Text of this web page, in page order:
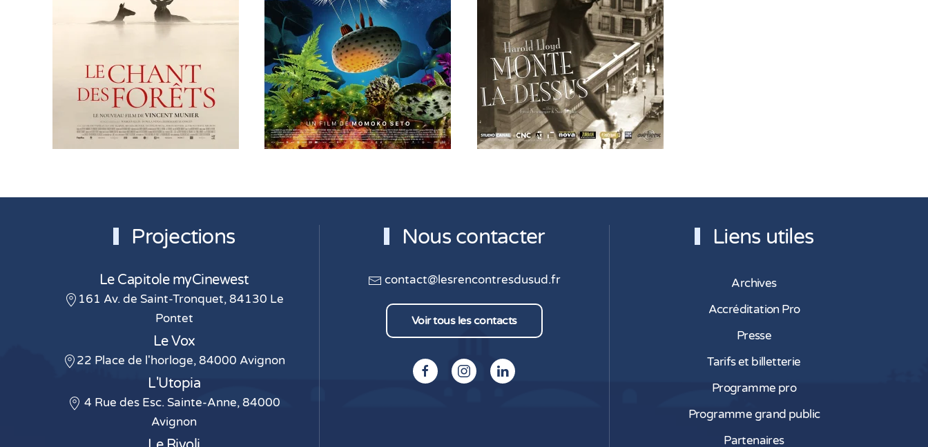
En savoir +
En savoir +
Projections
Le Capitole myCinewest
161 Av. de Saint-Tronquet, 84130 Le
Pontet
Le Vox
22 Place de l'horloge, 84000 Avignon
L'Utopia
4 Rue des Esc. Sainte-Anne, 84000
Avignon
Nous contacter
contact@lesrencontresdusud.fr
Voir tous les contacts
Liens utiles
Archives
Accréditation Pro
Presse
Tarifs et billetterie
Programme pro
Programme grand public
Partenaires